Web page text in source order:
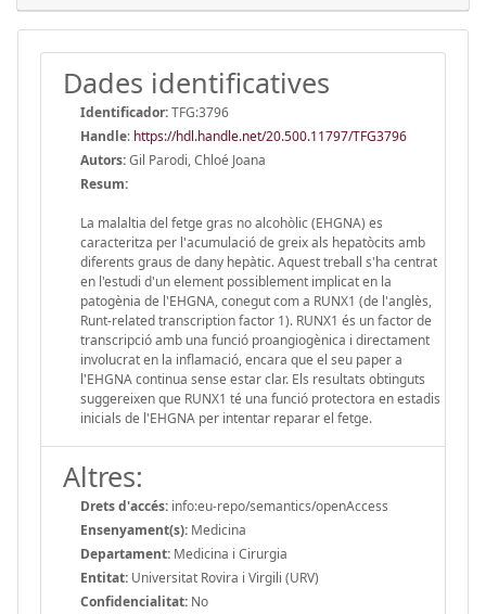
Dades identificatives
Identificador:TFG:3796
Handle: https://hdl.handle.net/20.500.11797/TFG3796
Autors:Gil Parodi, Chloé Joana
Resum:
La malaltia del fetge gras no alcohòlic (EHGNA) es
caracteritza per l'acumulació de greix als hepatòcits amb
diferents graus de dany hepàtic. Aquest treball s'ha centrat
en l'estudi d'un element possiblement implicat en la
patogènia de l'EHGNA, conegut com a RUNX1 (de l'anglès,
Runt-related transcription factor 1). RUNX1 és un factor de
transcripció amb una funció proangiogènica i directament
involucrat en la inflamació, encara que el seu paper a
l'EHGNA continua sense estar clar. Els resultats obtinguts
suggereixen que RUNX1 té una funció protectora en estadis
inicials de l'EHGNA per intentar reparar el fetge.
Altres:
Drets d'accés: info:eu-repo/semantics/openAccess
Ensenyament(s): Medicina
Departament: Medicina i Cirurgia
Entitat: Universitat Rovira i Virgili (URV)
Confidencialitat: No